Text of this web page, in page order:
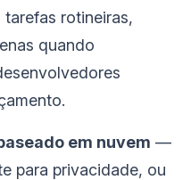
rotineiras,
quando
em nuvem —
para privacidade, ou